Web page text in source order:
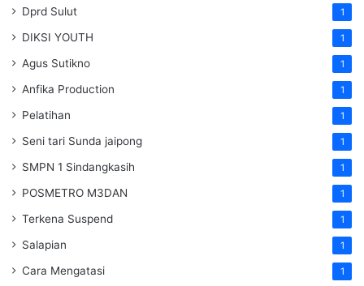
Dprd Sulut 1
DIKSI YOUTH 1
Agus Sutikno 1
Anfika Production 1
Pelatihan 1
Seni tari Sunda jaipong 1
SMPN 1 Sindangkasih 1
POSMETRO M3DAN 1
Terkena Suspend 1
Salapian 1
Cara Mengatasi 1